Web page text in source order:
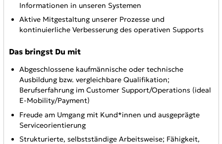
Informationen in unseren Systemen
Aktive Mitgestaltung unserer Prozesse und
kontinuierliche Verbesserung des operativen Supports
Das bringst Du mit
Abgeschlossene kaufmännische oder technische
Ausbildung bzw. vergleichbare Qualifikation;
Berufserfahrung im Customer Support/Operations (ideal
E-Mobility/Payment)
Freude am Umgang mit Kund*innen und ausgeprägte
Serviceorientierung
Strukturierte, selbstständige Arbeitsweise; Fähigkeit,